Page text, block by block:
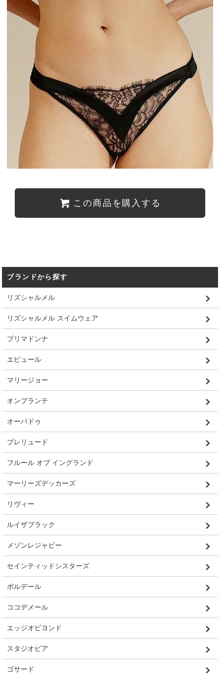
この商品を購入する
ブランドから探す
リズシャルメル
リズシャルメル スイムウェア
プリマドンナ
エピュール
マリージョー
オンプランテ
オーバドゥ
プレリュード
フルール オブ イングランド
マーリーズデッカーズ
リヴィー
ルイザブラック
メゾンレジャビー
セインティッドシスターズ
ボルデール
ココデメール
エッジオビヨンド
スタジオピア
ゴサード